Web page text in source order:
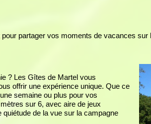
partager vos moments de vacances
? Les Gîtes de Martel vous
offrir une expérience unique. Que ce
semaine ou plus pour vos
sur 6, avec aire de jeux
de la vue sur la campagne